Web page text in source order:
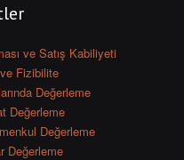
ve Satış Kabiliyeti
Fizibilite
Değerleme
Değerleme
Değerleme
Değerleme